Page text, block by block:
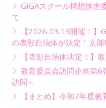
GIGAスクール構想推進
て
【2026.03.13開催！】
の表彰自治体が決定！文
【表彰自治体決定！】
教育委員会訪問企画第
訪問～
【まとめ】令和7年度